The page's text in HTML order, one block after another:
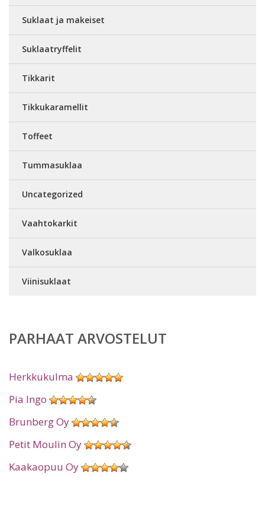
Suklaat ja makeiset
Suklaatryffelit
Tikkarit
Tikkukaramellit
Toffeet
Tummasuklaa
Uncategorized
Vaahtokarkit
Valkosuklaa
Viinisuklaat
PARHAAT ARVOSTELUT
Herkkukulma
Pia Ingo
Brunberg Oy
Petit Moulin Oy
Kaakaopuu Oy